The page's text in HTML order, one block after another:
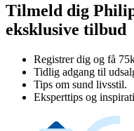
Tilmeld dig
eksklusive tilbud
Registrer dig og få
Tidlig adgang til
Tips om sund livsstil.
Eksperttips og